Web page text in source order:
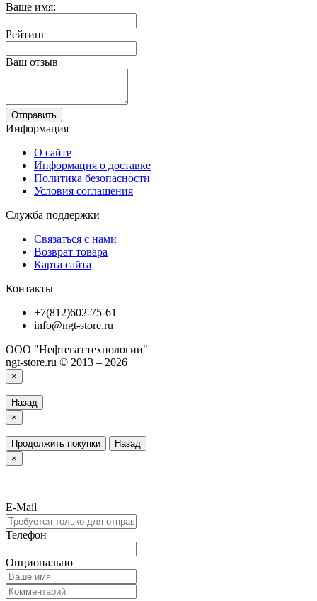
Ваше имя:
Рейтинг
Ваш отзыв
Отправить
Информация
О сайте
Информация о доставке
Политика безопасности
Условия соглашения
Служба поддержки
Связаться с нами
Возврат товара
Карта сайта
Контакты
+7(812)602-75-61
info@ngt-store.ru
ООО "Нефтегаз технологии"
ngt-store.ru © 2013 – 2026
×
Назад
×
Продолжить покупки
Назад
×
E-Mail
Телефон
Опционально